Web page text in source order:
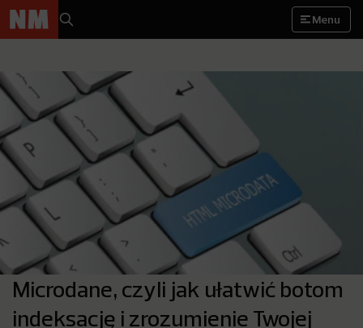
Menu
Microdane, czyli jak ułatwić botom
indeksację i zrozumienie Twojej